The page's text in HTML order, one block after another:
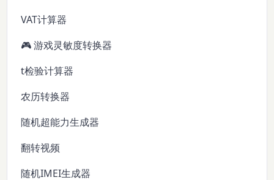
VAT计算器
🎮 游戏灵敏度转换器
t检验计算器
农历转换器
随机超能力生成器
翻转视频
随机IMEI生成器